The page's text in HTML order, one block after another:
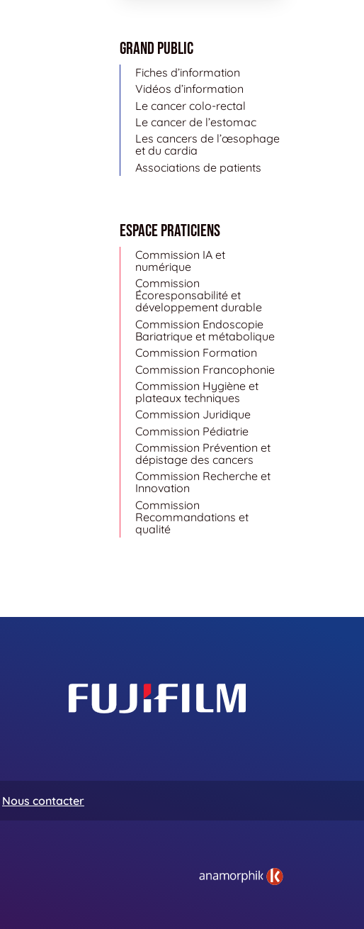
Grand public
Fiches d’information
Vidéos d’information
Le cancer colo-rectal
Le cancer de l’estomac
Les cancers de l’œsophage
et du cardia
Associations de patients
Espace Praticiens
Commission IA et
numérique
Commission
Écoresponsabilité et
développement durable
Commission Endoscopie
Bariatrique et métabolique
Commission Formation
Commission Francophonie
Commission Hygiène et
plateaux techniques
Commission Juridique
Commission Pédiatrie
Commission Prévention et
dépistage des cancers
Commission Recherche et
Innovation
Commission
Recommandations et
qualité
Nous contacter